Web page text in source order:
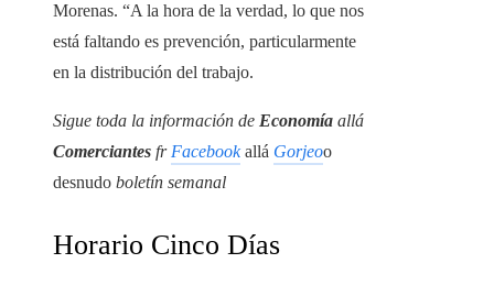
Morenas. “A la hora de la verdad, lo que nos
está faltando es prevención, particularmente
en la distribución del trabajo.
Sigue toda la información de Economía allá
Comerciantes fr Facebookallá Gorjeoo
desnudo boletín semanal
Horario Cinco Días